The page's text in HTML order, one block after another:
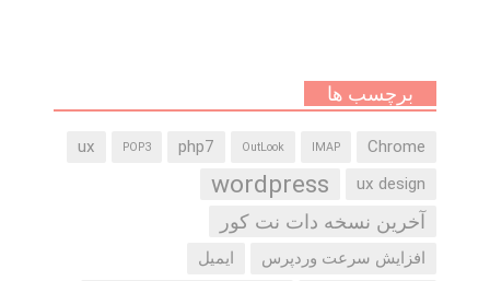
برچسب ها
Chrome
IMAP
OutLook
php7
POP3
ux
ux design
wordpress
آخرین نسخه دات نت کور
افزایش سرعت وردپرس
ایمیل